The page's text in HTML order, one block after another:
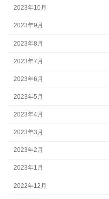
2023年10月
2023年9月
2023年8月
2023年7月
2023年6月
2023年5月
2023年4月
2023年3月
2023年2月
2023年1月
2022年12月